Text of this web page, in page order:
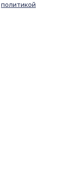
политикой